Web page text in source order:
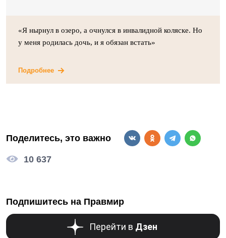
«Я нырнул в озеро, а очнулся в инвалидной коляске. Но
у меня родилась дочь, и я обязан встать»
Подробнее
Поделитесь, это важно
10 637
Подпишитесь на Правмир
Перейти в Дзен